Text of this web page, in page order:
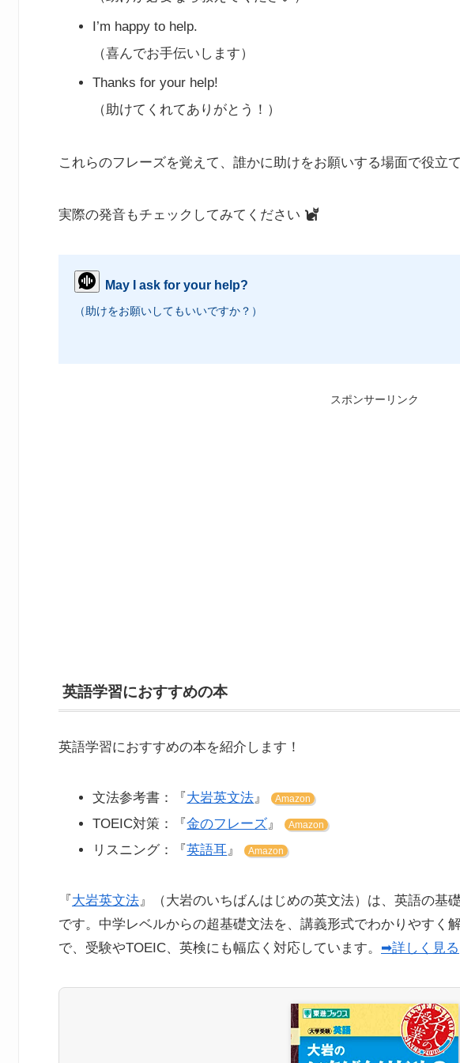
I’m happy to help.
（喜んでお手伝いします）
Thanks for your help!
（助けてくれてありがとう！）
これらのフレーズを覚えて、誰かに助けをお願いする場面で役立て
実際の発音もチェックしてみてください
May I ask for your help?
（助けをお願いしてもいいですか？）
スポンサーリンク
英語学習におすすめの本
英語学習におすすめの本を紹介します！
文法参考書：『大岩英文法 』 Amazon
TOEIC対策：『金のフレーズ』 Amazon
リスニング：『英語耳』 Amazon
『 大岩英文法』（大岩のいちばんはじめの英文法）は、英語の基
です。中学レベルからの超基礎文法を、講義形式でわかりやすく
で、受験やTOEIC、英検にも幅広く対応しています。 ➡詳しく見る